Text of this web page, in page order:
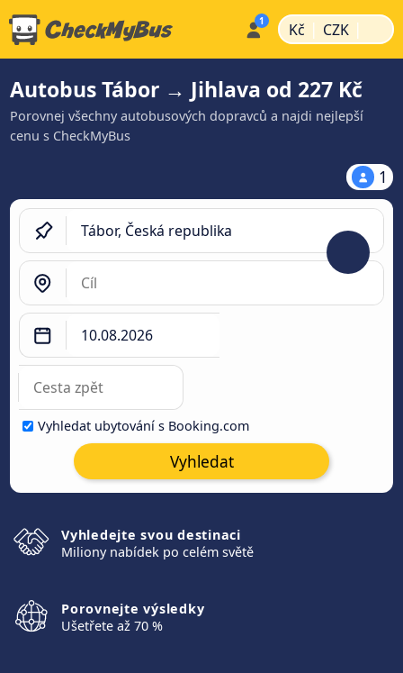
Kč | CZK |
Autobus Tábor → Jihlava od 227 Kč
Porovnej všechny autobusových dopravců a najdi nejlepší
cenu s CheckMyBus
1
Vyhledat ubytování s Booking.com
Vyhledat
Vyhledejte svou destinaci
Miliony nabídek po celém světě
Porovnejte výsledky
Ušetřete až 70 %